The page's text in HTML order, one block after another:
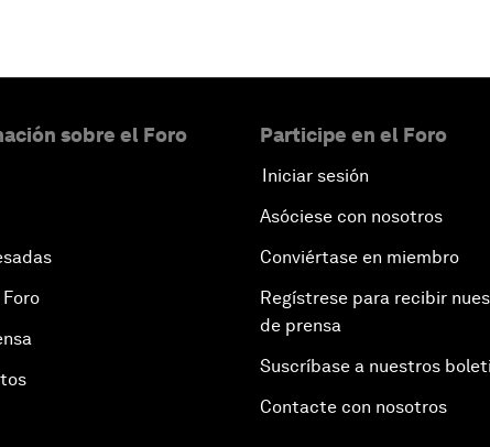
sobre el Foro Participe en el Foro
Iniciar sesión
Asóciese con nosotros
Conviértase en miembro
Regístrese para recibir
de prensa
Suscríbase a nuestros
Contacte con nosotros